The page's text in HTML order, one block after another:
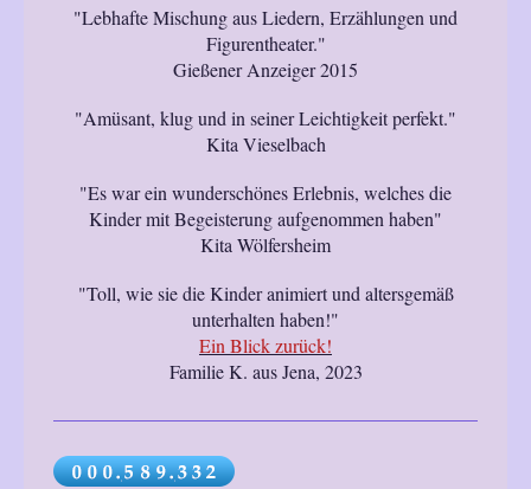
"Lebhafte Mischung aus Liedern, Erzählungen und
Figurentheater."
Gießener Anzeiger 2015
"Amüsant, klug und in seiner Leichtigkeit perfekt."
Kita Vieselbach
"Es war ein wunderschönes Erlebnis, welches die
Kinder mit Begeisterung aufgenommen haben"
Kita Wölfersheim
"Toll, wie sie die Kinder animiert und altersgemäß
unterhalten haben!"
Ein Blick zurück!
Familie K. aus Jena, 2023